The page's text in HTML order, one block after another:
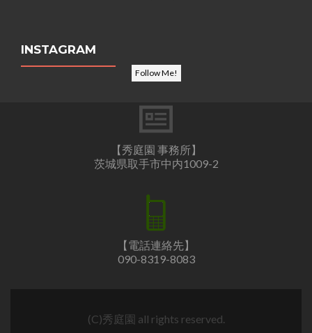
INSTAGRAM
Follow Me!
【秀庭園 事務所】
茨城県取手市中内1009-2
【電話連絡先】
090-8319-8083
(C)秀庭園 all rights reserved.